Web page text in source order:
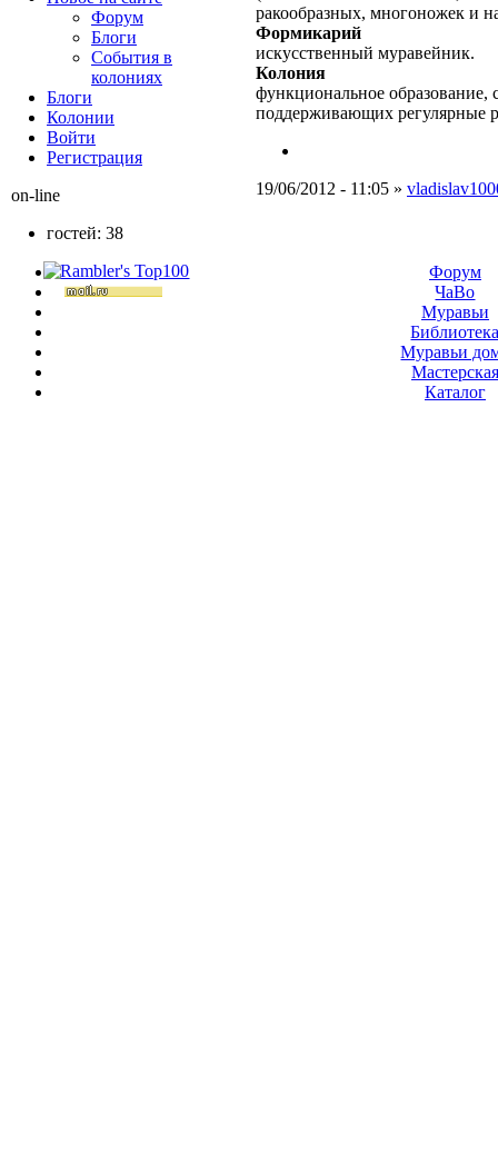
ракообразных, многоножек и
Формикарий
искусственный муравейник.
Колония
функциональное образование,
поддерживающих регулярные
19/06/2012 - 11:05 »
Форум
Блоги
События в
колониях
Блоги
Колонии
Войти
Peгиcтpaция
on-line
гостей: 38
Форум
ЧаВо
Муравьи
Муравьи
Мастерская
Каталог